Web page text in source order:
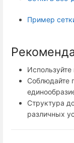
Пример
Соблюдайте
Структура
различных